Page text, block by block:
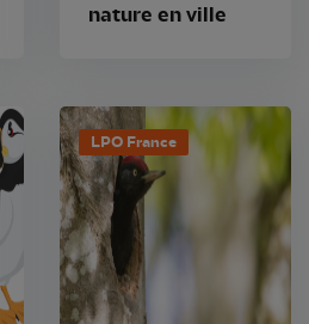
nature en ville
LPO France